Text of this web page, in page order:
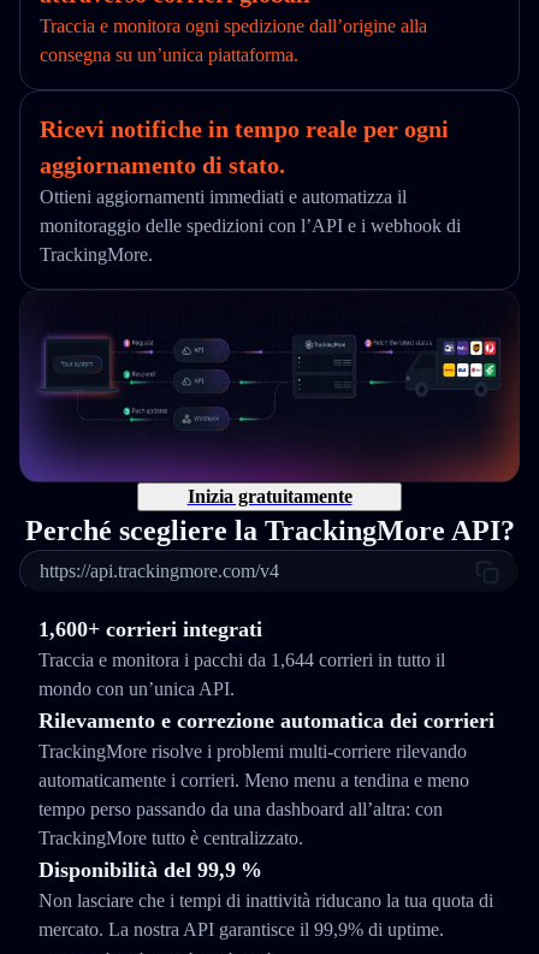
Traccia e monitora ogni spedizione dall’origine alla
consegna su un’unica piattaforma.
Ricevi notifiche in tempo reale per ogni
aggiornamento di stato.
Ottieni aggiornamenti immediati e automatizza il
monitoraggio delle spedizioni con l’API e i webhook di
TrackingMore.
Inizia gratuitamente
Perché scegliere la TrackingMore API?
https://api.trackingmore.com/v4
1,600+ corrieri integrati
Traccia e monitora i pacchi da 1,644 corrieri in tutto il
mondo con un’unica API.
Rilevamento e correzione automatica dei corrieri
TrackingMore risolve i problemi multi-corriere rilevando
automaticamente i corrieri. Meno menu a tendina e meno
tempo perso passando da una dashboard all’altra: con
TrackingMore tutto è centralizzato.
Disponibilità del 99,9 %
Non lasciare che i tempi di inattività riducano la tua quota di
mercato. La nostra API garantisce il 99,9% di uptime.